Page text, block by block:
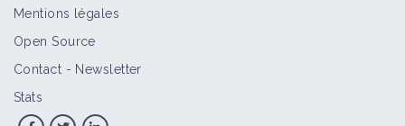
Mentions légales
Open Source
Contact - Newsletter
Stats